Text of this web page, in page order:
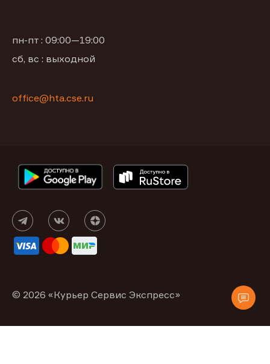
пн-пт : 09:00—19:00
сб, вс : выходной
office@hta.cse.ru
© 2026 «Курьер Сервис Экспресс»